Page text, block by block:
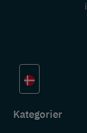
Kategorier